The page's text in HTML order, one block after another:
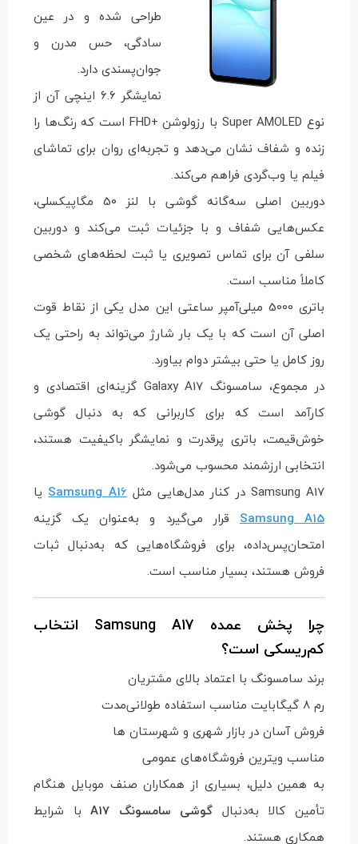
طراحی شده و در عین
سادگی، حس مدرن و
جوان‌پسندی دارد.
نمایشگر 6.6 اینچی آن از
نوع Super AMOLED با رزولوشن +FHD است که رنگ‌ها را
زنده و شفاف نشان می‌دهد و تجربه‌ای روان برای تماشای
فیلم یا وب‌گردی فراهم می‌کند.
دوربین اصلی سه‌گانه گوشی با لنز 50 مگاپیکسلی،
عکس‌هایی شفاف و با جزئیات ثبت می‌کند و دوربین
سلفی آن برای تماس تصویری یا ثبت لحظه‌های شخصی
کاملاً مناسب است.
باتری 5000 میلی‌آمپر ساعتی این مدل یکی از نقاط قوت
اصلی آن است که با یک بار شارژ می‌تواند به راحتی یک
روز کامل یا حتی بیشتر دوام بیاورد.
در مجموع، سامسونگ Galaxy A17 گزینه‌ای اقتصادی و
کارآمد است که برای کاربرانی که به دنبال گوشی
خوش‌قیمت، باتری پرقدرت و نمایشگر باکیفیت هستند،
انتخابی ارزشمند محسوب می‌شود.
Samsung A17 در کنار مدل‌هایی مثل
Samsung A16
یا
Samsung A15قرار می‌گیرد و به‌عنوان یک گزینه
امتحان‌پس‌داده، برای فروشگاه‌هایی که به‌دنبال ثبات
فروش هستند، بسیار مناسب است.
چرا پخش عمده Samsung A17 انتخاب
کم‌ریسکی است؟
برند سامسونگ با اعتماد بالای مشتریان
رم 8 گیگابایت مناسب استفاده طولانی‌مدت
فروش آسان در بازار شهری و شهرستان ها
مناسب ویترین فروشگاه‌های عمومی
به همین دلیل، بسیاری از همکاران صنف موبایل هنگام
تأمین کالا به‌دنبال گوشی سامسونگ A17
با شرایط
همکاری هستند.